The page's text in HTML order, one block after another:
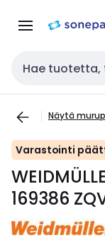
navigointiin
Haku
Näytä
Varastointi
169386